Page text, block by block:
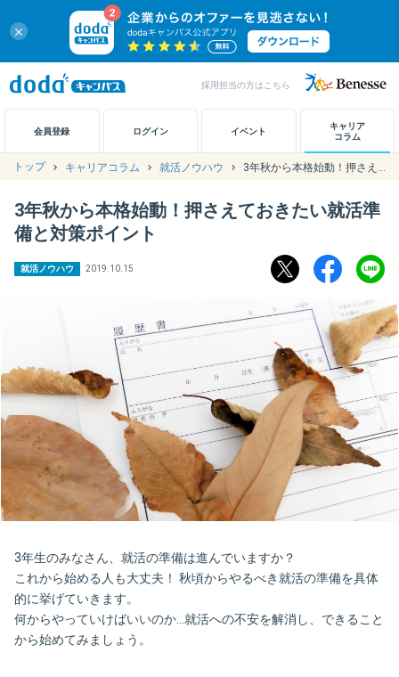
close
会員登録 ログイン イベント
キャリア
コラム
採用担当の方はこちら
キャリアノート
アカウント設定
お問い合わせ
トップ キャリアコラム 就活ノウハウ 3年秋から本格始動！押さえておきたい就活準備と対策ポイント
3年秋から本格始動！押さえておきたい就活準
備と対策ポイント
就活ノウハウ 2019.10.15
3年生のみなさん、就活の準備は進んでいますか？
これから始める人も大丈夫！ 秋頃からやるべき就活の準備を具体
的に挙げていきます。
何からやっていけばいいのか…就活への不安を解消し、できること
から始めてみましょう。